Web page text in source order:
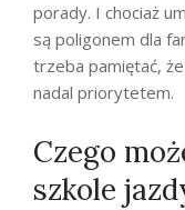
porady. I chociaż
są poligonem dla
trzeba pamiętać,
nadal priorytetem.
Czego
szkole